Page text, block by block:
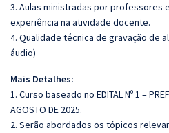
3. Aulas ministradas por professores
experiência na atividade docente.
4. Qualidade técnica de gravação de
áudio)
Mais Detalhes:
1. Curso baseado no EDITAL Nº 1 –
AGOSTO DE 2025.
2. Serão abordados os tópicos